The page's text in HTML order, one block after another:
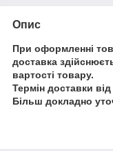
Опис
При оформленні
доставка
вартості товару.
Термін доставки
Більш докладно